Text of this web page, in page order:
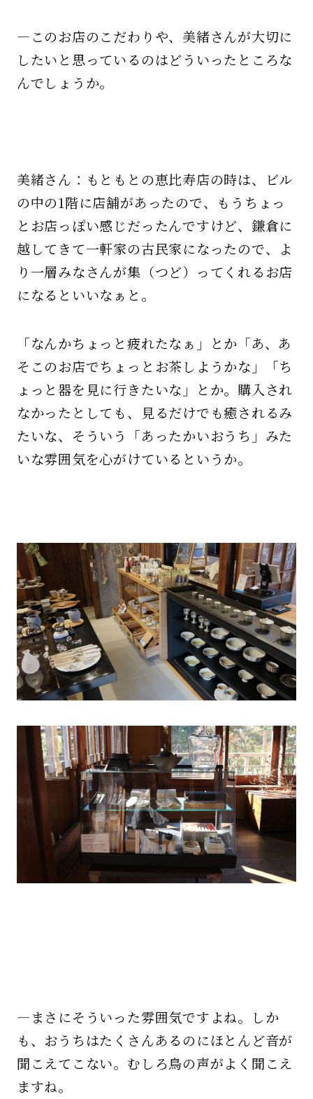
—このお店のこだわりや、美緒さんが大切に
したいと思っているのはどういったところな
んでしょうか。
美緒さん：もともとの恵比寿店の時は、ビル
の中の1階に店舗があったので、もうちょっ
とお店っぽい感じだったんですけど、鎌倉に
越してきて一軒家の古民家になったので、よ
り一層みなさんが集（つど）ってくれるお店
になるといいなぁと。
「なんかちょっと疲れたなぁ」とか「あ、あ
そこのお店でちょっとお茶しようかな」「ち
ょっと器を見に行きたいな」とか。購入され
なかったとしても、見るだけでも癒されるみ
たいな、そういう「あったかいおうち」みた
いな雰囲気を心がけているというか。
—まさにそういった雰囲気ですよね。しか
も、おうちはたくさんあるのにほとんど音が
聞こえてこない。むしろ鳥の声がよく聞こえ
ますね。